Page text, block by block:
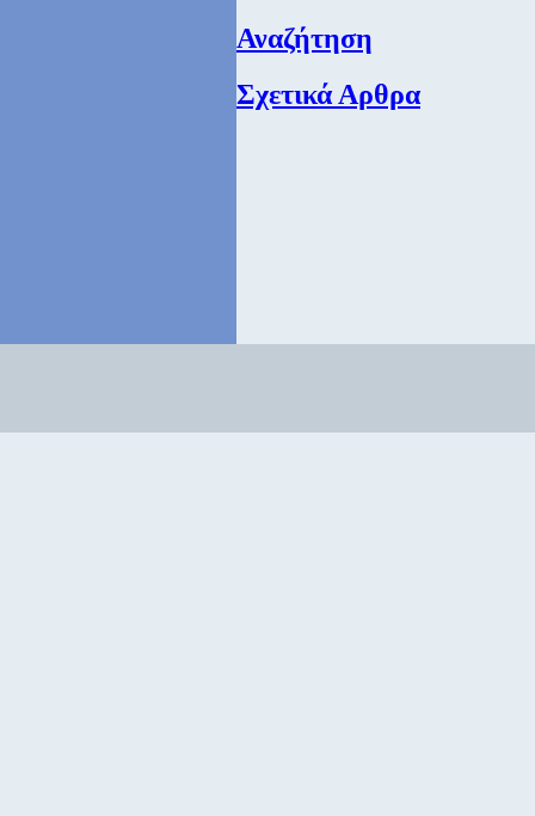
Αναζήτηση
Σχετικά Αρθρα